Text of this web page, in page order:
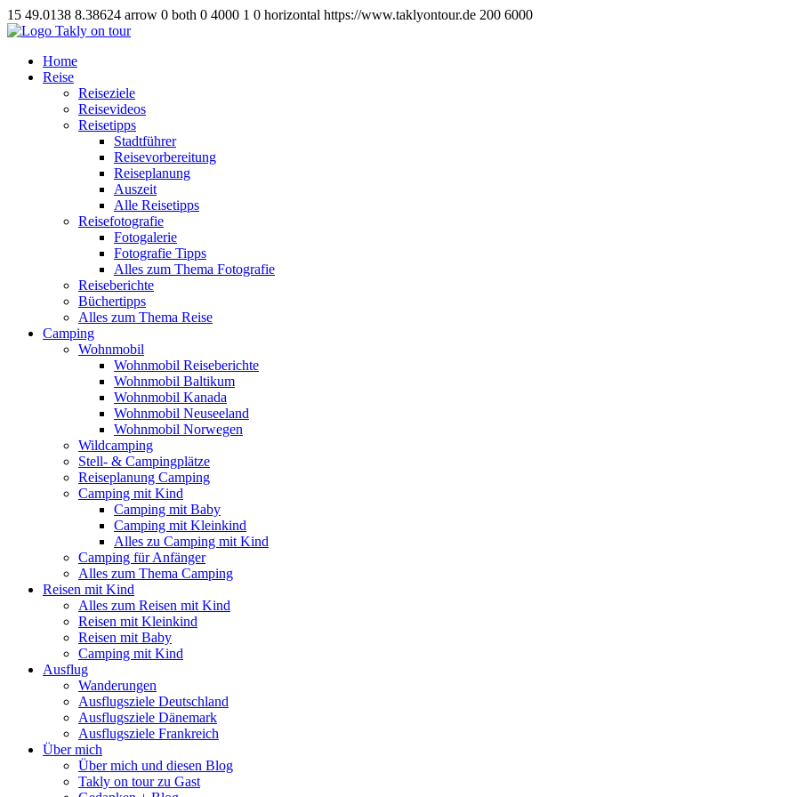
15 49.0138 8.38624 arrow 0 both 0 4000 1 0 horizontal https://www.taklyontour.de 200 6000
Home
Reise
Reiseziele
Reisevideos
Reisetipps
Stadtführer
Reisevorbereitung
Reiseplanung
Auszeit
Alle Reisetipps
Reisefotografie
Fotogalerie
Fotografie Tipps
Alles zum Thema Fotografie
Reiseberichte
Büchertipps
Alles zum Thema Reise
Camping
Wohnmobil
Wohnmobil Reiseberichte
Wohnmobil Baltikum
Wohnmobil Kanada
Wohnmobil Neuseeland
Wohnmobil Norwegen
Wildcamping
Stell- & Campingplätze
Reiseplanung Camping
Camping mit Kind
Camping mit Baby
Camping mit Kleinkind
Alles zu Camping mit Kind
Camping für Anfänger
Alles zum Thema Camping
Reisen mit Kind
Alles zum Reisen mit Kind
Reisen mit Kleinkind
Reisen mit Baby
Camping mit Kind
Ausflug
Wanderungen
Ausflugsziele Deutschland
Ausflugsziele Dänemark
Ausflugsziele Frankreich
Über mich
Über mich und diesen Blog
Takly on tour zu Gast